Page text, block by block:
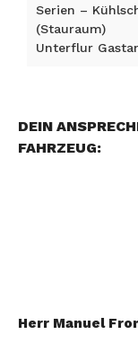
Serien –
(Stauraum)
Unterflur
DEIN
FAHRZEUG:
Herr Manuel